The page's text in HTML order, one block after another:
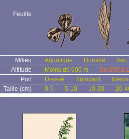
Feuille
Milieu Aquatique Humide
Sec
Altitude
Moins de 600 m
De 600 à
Port
Dressé Rampant
Taille (cm)
0-5 5-10 10-20 20-